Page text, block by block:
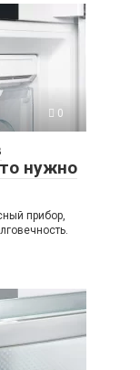
0
нужно
прибор,